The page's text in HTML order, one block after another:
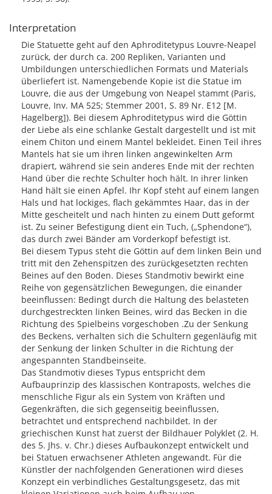
Interpretation
Die Statuette geht auf den Aphroditetypus Louvre-Neapel
zurück, der durch ca. 200 Repliken, Varianten und
Umbildungen unterschiedlichen Formats und Materials
überliefert ist. Namengebende Kopie ist die Statue im
Louvre, die aus der Umgebung von Neapel stammt (Paris,
Louvre, Inv. MA 525; Stemmer 2001, S. 89 Nr. E12 [M.
Hagelberg]). Bei diesem Aphroditetypus wird die Göttin
der Liebe als eine schlanke Gestalt dargestellt und ist mit
einem Chiton und einem Mantel bekleidet. Einen Teil ihres
Mantels hat sie um ihren linken angewinkelten Arm
drapiert, während sie sein anderes Ende mit der rechten
Hand über die rechte Schulter hoch hält. In ihrer linken
Hand hält sie einen Apfel. Ihr Kopf steht auf einem langen
Hals und hat lockiges, flach gekämmtes Haar, das in der
Mitte gescheitelt und nach hinten zu einem Dutt geformt
ist. Zu seiner Befestigung dient ein Tuch, („Sphendone“),
das durch zwei Bänder am Vorderkopf befestigt ist.
Bei diesem Typus steht die Göttin auf dem linken Bein und
tritt mit den Zehenspitzen des zurückgesetzten rechten
Beines auf den Boden. Dieses Standmotiv bewirkt eine
Reihe von gegensätzlichen Bewegungen, die einander
beeinflussen: Bedingt durch die Haltung des belasteten
durchgestreckten linken Beines, wird das Becken in die
Richtung des Spielbeins vorgeschoben .Zu der Senkung
des Beckens, verhalten sich die Schultern gegenläufig mit
der Senkung der linken Schulter in die Richtung der
angespannten Standbeinseite.
Das Standmotiv dieses Typus entspricht dem
Aufbauprinzip des klassischen Kontraposts, welches die
menschliche Figur als ein System von Kräften und
Gegenkräften, die sich gegenseitig beeinflussen,
betrachtet und entsprechend nachbildet. In der
griechischen Kunst hat zuerst der Bildhauer Polyklet (2. H.
des 5. Jhs. v. Chr.) dieses Aufbaukonzept entwickelt und
bei Statuen erwachsener Athleten angewandt. Für die
Künstler der nachfolgenden Generationen wird dieses
Konzept ein verbindliches Gestaltungsgesetz, das mit